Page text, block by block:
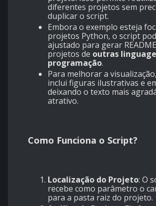
diferentes projetos sem
duplicar o script.
Embora o exemplo esteja
projetos Python, o script
ajustado para gerar
projetos de outras
programação.
Para melhorar a
inclui figuras ilustrativas e
deixando o texto mais
atrativo.
Como Funciona o Script?
Localização do Projeto: O
recebe como parâmetro o
para a pasta raiz do projeto.